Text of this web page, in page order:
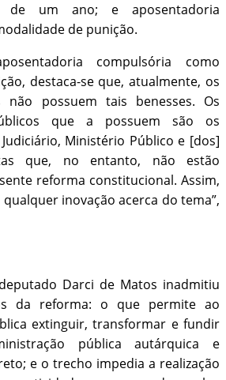
de um ano; e aposentadoria
de punição.
compulsória como
destaca-se que, atualmente, os
não possuem tais benesses. Os
que a possuem são os
Ministério Público e [dos]
que, no entanto, não estão
reforma constitucional. Assim,
inovação acerca do tema”,
Darci de Matos inadmitiu
da reforma: o que permite ao
extinguir, transformar e fundir
pública autárquica e
e o trecho impedia a realização